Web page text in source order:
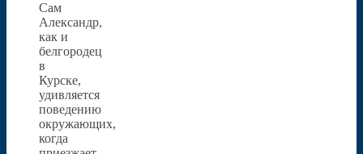
Сам
Александр,
как и
белгородец
в
Курске,
удивляется
поведению
окружающих,
когда